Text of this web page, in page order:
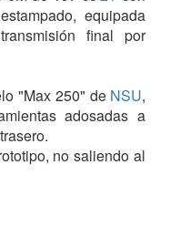
equipada
final por
"Max 250" deNSU,
adosadas a
no saliendo al